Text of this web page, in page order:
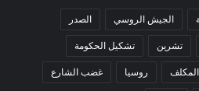
الجيش الروسي الصدر
تشرين تشكيل الحكومة
روسيا غضب الشارع